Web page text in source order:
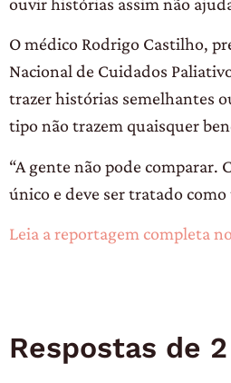
O médico Rodrigo Castilho,
Nacional de Cuidados
trazer histórias semelhantes
tipo não trazem quaisquer
“A gente não pode comparar.
único e deve ser tratado como
Leia a reportagem completa
Respostas de 2